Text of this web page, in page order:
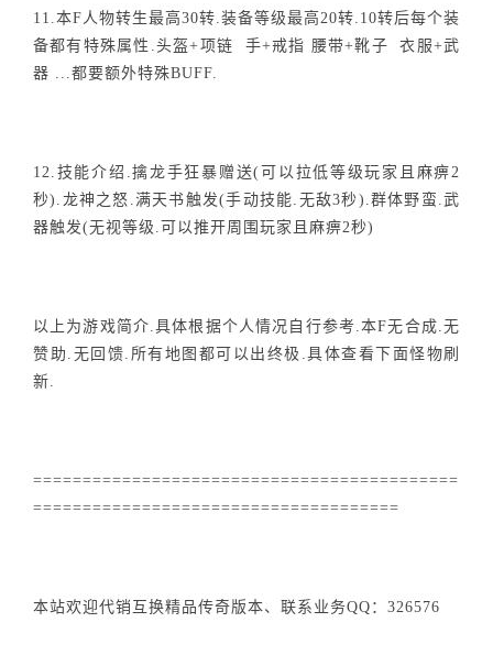
11.本F人物转生最高30转.装备等级最高20转.10转后每个装
备都有特殊属性.头盔+项链 手+戒指 腰带+靴子 衣服+武
器 ...都要额外特殊BUFF.
12.技能介绍.擒龙手狂暴赠送(可以拉低等级玩家且麻痹2
秒).龙神之怒.满天书触发(手动技能.无敌3秒).群体野蛮.武
器触发(无视等级.可以推开周围玩家且麻痹2秒)
以上为游戏简介.具体根据个人情况自行参考.本F无合成.无
赞助.无回馈.所有地图都可以出终极.具体查看下面怪物刷
新.
===========================================
=====================================
本站欢迎代销互换精品传奇版本、联系业务QQ：326576